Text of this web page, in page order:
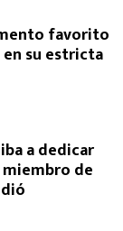
favorito
su estricta
a dedicar
de